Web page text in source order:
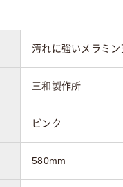
汚れに強いメラミン
三和製作所
ピンク
580mm